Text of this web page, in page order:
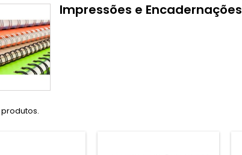
Impressões e Encadernações
produtos.